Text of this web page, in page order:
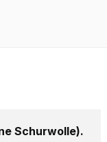
Schurwolle).